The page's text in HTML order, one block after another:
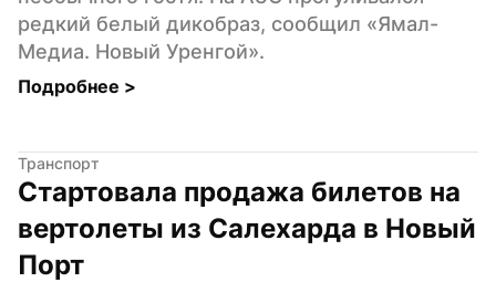
редкий белый дикобраз, сообщил «Ямал-
Медиа. Новый Уренгой».
Подробнее >
Транспорт
Стартовала продажа билетов на
вертолеты из Салехарда в Новый
Порт